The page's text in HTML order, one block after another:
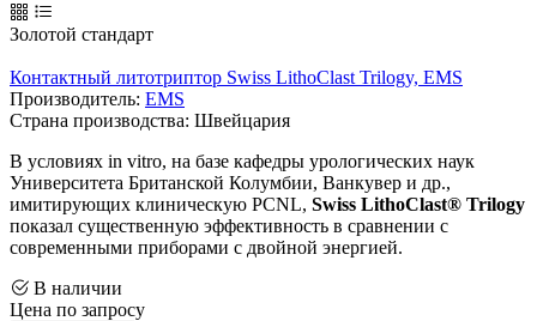
Золотой стандарт
Контактный литотриптор Swiss LithoClast Trilogy, EMS
Производитель: EMS
Страна производства: Швейцария
В условиях in vitro, на базе кафедры урологических наук
Университета Британской Колумбии, Ванкувер и др.,
имитирующих клиническую PCNL, Swiss LithoClast® Trilogy
показал существенную эффективность в сравнении с
современными приборами с двойной энергией.
В наличии
Цена по запросу